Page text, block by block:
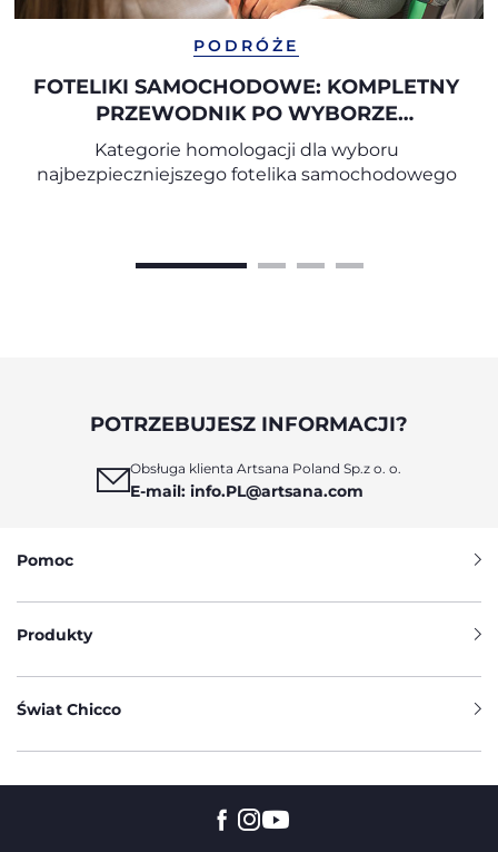
PODRÓŻE
FOTELIKI SAMOCHODOWE: KOMPLETNY
PRZEWODNIK PO WYBORZE
ODPOWIEDNIEGO FOTELIKA
SAMOCHODOWEGO
Kategorie homologacji dla wyboru
najbezpieczniejszego fotelika samochodowego
POTRZEBUJESZ INFORMACJI?
Obsługa klienta Artsana Poland Sp.z o. o.
E-mail: info.PL@artsana.com
Pomoc
Produkty
Świat Chicco